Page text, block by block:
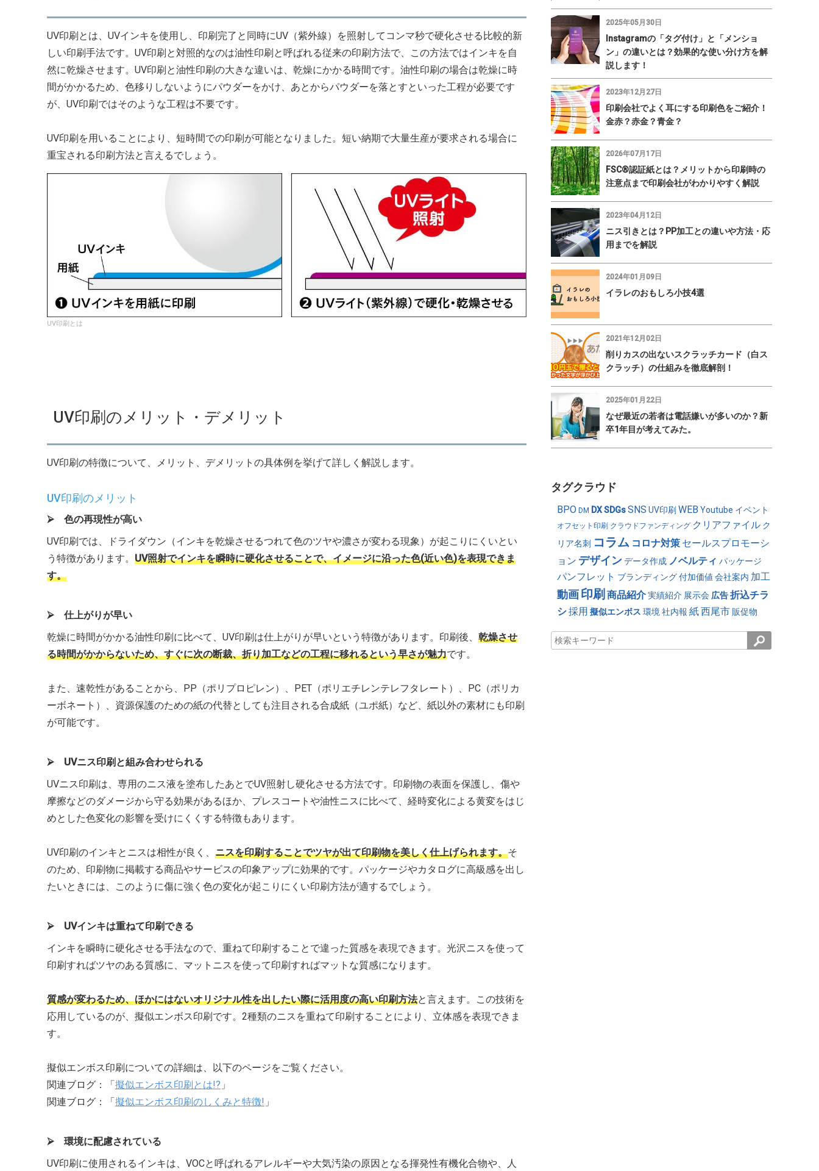
UV印刷とは、UVインキを使用し、印刷完了と同時にUV（紫外線）を照射してコンマ秒で硬化させる比較的新
しい印刷手法です。UV印刷と対照的なのは油性印刷と呼ばれる従来の印刷方法で、この方法ではインキを自
然に乾燥させます。UV印刷と油性印刷の大きな違いは、乾燥にかかる時間です。油性印刷の場合は乾燥に時
間がかかるため、色移りしないようにパウダーをかけ、あとからパウダーを落とすといった工程が必要です
が、UV印刷ではそのような工程は不要です。
UV印刷を用いることにより、短時間での印刷が可能となりました。短い納期で大量生産が要求される場合に
重宝される印刷方法と言えるでしょう。
UV印刷とは
UV印刷のメリット・デメリット
UV印刷の特徴について、メリット、デメリットの具体例を挙げて詳しく解説します。
UV印刷のメリット
⮚ 色の再現性が高い
UV印刷では、ドライダウン（インキを乾燥させるつれて色のツヤや濃さが変わる現象）が起こりにくいとい
う特徴があります。 UV照射でインキを瞬時に硬化させることで、イメージに沿った色(近い色)を表現できま
す。
⮚ 仕上がりが早い
乾燥に時間がかかる油性印刷に比べて、UV印刷は仕上がりが早いという特徴があります。印刷後、 乾燥させ
る時間がかからないため、すぐに次の断裁、折り加工などの工程に移れるという早さが魅力です。
また、速乾性があることから、PP（ポリプロピレン）、PET（ポリエチレンテレフタレート）、PC（ポリカ
ーボネート）、資源保護のための紙の代替としても注目される合成紙（ユポ紙）など、紙以外の素材にも印刷
が可能です。
⮚ UVニス印刷と組み合わせられる
UVニス印刷は、専用のニス液を塗布したあとでUV照射し硬化させる方法です。印刷物の表面を保護し、傷や
摩擦などのダメージから守る効果があるほか、プレスコートや油性ニスに比べて、経時変化による黄変をはじ
めとした色変化の影響を受けにくくする特徴もあります。
UV印刷のインキとニスは相性が良く、 ニスを印刷することでツヤが出て印刷物を美しく仕上げられます。そ
のため、印刷物に掲載する商品やサービスの印象アップに効果的です。パッケージやカタログに高級感を出し
たいときには、このように傷に強く色の変化が起こりにくい印刷方法が適するでしょう。
⮚ UVインキは重ねて印刷できる
インキを瞬時に硬化させる手法なので、重ねて印刷することで違った質感を表現できます。光沢ニスを使って
印刷すればツヤのある質感に、マットニスを使って印刷すればマットな質感になります。
質感が変わるため、ほかにはないオリジナル性を出したい際に活用度の高い印刷方法と言えます。この技術を
応用しているのが、擬似エンボス印刷です。2種類のニスを重ねて印刷することにより、立体感を表現できま
す。
擬似エンボス印刷についての詳細は、以下のページをご覧ください。
関連ブログ：「 擬似エンボス印刷とは!? 」
関連ブログ：「 擬似エンボス印刷のしくみと特徴! 」
⮚ 環境に配慮されている
UV印刷に使用されるインキは、VOCと呼ばれるアレルギーや大気汚染の原因となる揮発性有機化合物や、人
2025年05月30日
Instagramの「タグ付け」と「メンショ
ン」の違いとは？効果的な使い分け方を解
説します！
2023年12月27日
印刷会社でよく耳にする印刷色をご紹介！
金赤？赤金？青金？
2026年07月17日
FSC®認証紙とは？メリットから印刷時の
注意点まで印刷会社がわかりやすく解説
2023年04月12日
ニス引きとは？PP加工との違いや方法・応
用までを解説
2024年01月09日
イラレのおもしろ小技4選
2021年12月02日
削りカスの出ないスクラッチカード（白ス
クラッチ）の仕組みを徹底解剖！
2025年01月22日
なぜ最近の若者は電話嫌いが多いのか？新
卒1年目が考えてみた。
タグクラウド
BPO DM DX SDGs SNS UV印刷 WEB Youtube イベント
オフセット印刷 クラウドファンディング クリアファイル ク
リア名刺 コラム コロナ対策 セールスプロモーシ
ョン デザイン データ作成 ノベルティ パッケージ
パンフレット ブランディング 付加価値 会社案内 加工
動画 印刷 商品紹介 実績紹介 展示会 広告 折込チラ
シ採用 擬似エンボス 環境 社内報 紙西尾市 販促物